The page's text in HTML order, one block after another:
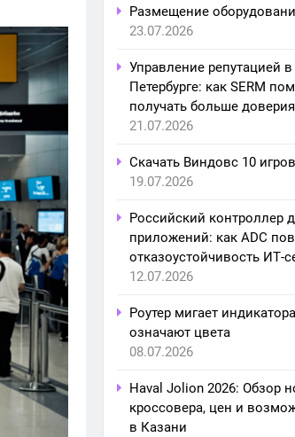
Размещение
23.07.2026
Управление репутацией
Петербурге: как SERM
получать больше
21.07.2026
Скачать Виндовс 10
19.07.2026
Российский контроллер
приложений: как ADC
отказоустойчивость ИТ-
12.07.2026
Роутер мигает
означают цвета
08.07.2026
Haval Jolion 2026: Обзор
кроссовера, цен и
в Казани